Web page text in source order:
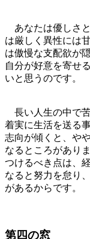
あなたは優しさ
は厳しく異性には
は傲慢な支配欲が
自分が好意を寄せ
いと思うのです。
長い人生の中で
着実に生活を送る
志向が傾くと、や
なるところがあり
つけるべき点は、
なると努力を怠り
があるからです。
第四の窓